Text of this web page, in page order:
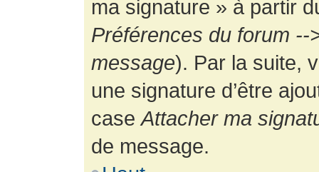
ma signature » à partir
Préférences du forum
message). Par la suite,
une signature d’être
caseAttacher ma
de message.